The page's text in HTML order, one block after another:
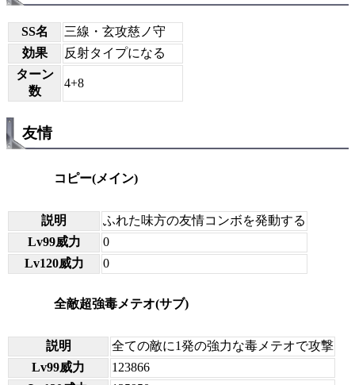
SS名
三線・玄攻慈ノ守
効果
反射タイプになる
ターン
数
4+8
友情
コピー(メイン)
説明
ふれた味方の友情コンボを発動する
Lv99威力
0
Lv120威力
0
全敵超強毒メテオ(サブ)
説明
全ての敵に1発の強力な毒メテオで攻撃
Lv99威力
123866